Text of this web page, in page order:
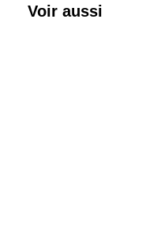
Voir aussi